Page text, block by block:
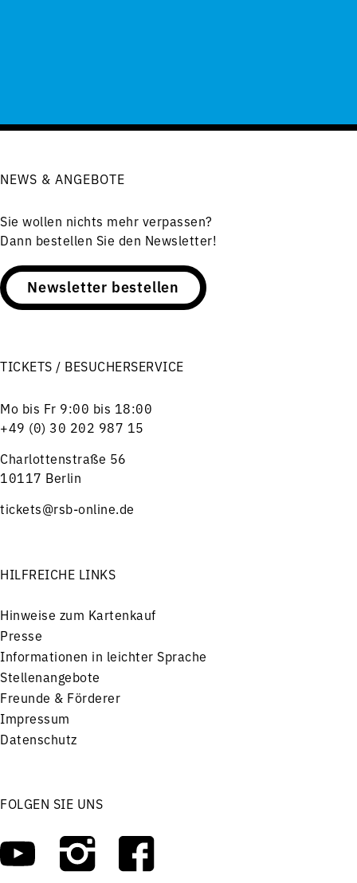
NEWS & ANGEBOTE
Sie wollen nichts mehr verpassen?
Dann bestellen Sie den Newsletter!
Newsletter bestellen
TICKETS / BESUCHERSERVICE
Mo bis Fr 9:00 bis 18:00
+49 (0) 30 202 987 15
Charlottenstraße 56
10117 Berlin
tickets@rsb-online.de
HILFREICHE LINKS
Hinweise zum Kartenkauf
Presse
Informationen in leichter Sprache
Stellenangebote
Freunde & Förderer
Impressum
Datenschutz
FOLGEN SIE UNS